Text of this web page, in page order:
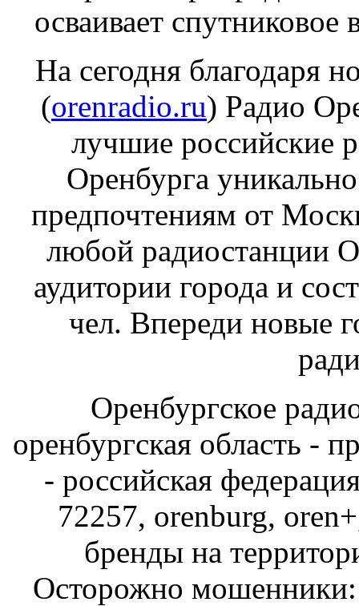
осваивает
На сегодня благодаря
(orenradio.ru) Радио
лучшие российские
Оренбурга
предпочтениям от
любой радиостанции
аудитории города и
чел. Впереди новые
Оренбургское
оренбургская область -
- российская
72257, orenburg,
бренды на
Осторожно мошенники: